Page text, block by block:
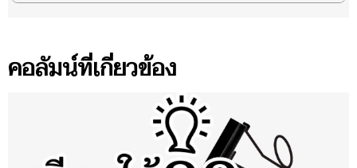
คอลัมน์ที่เกี่ยวข้อง